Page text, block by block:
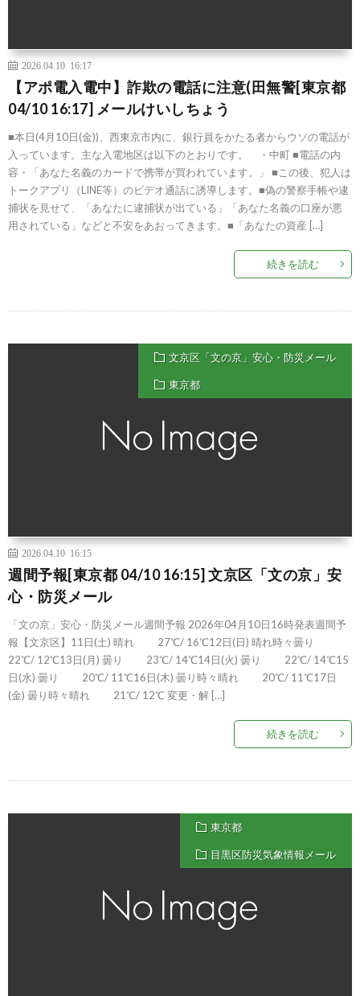
2026.04.10 16:17
【アポ電入電中】詐欺の電話に注意(田無警[東京都
04/10 16:17] メールけいしちょう
■本日(4月10日(金))、西東京市内に、銀行員をかたる者からウソの電話が
入っています。主な入電地区は以下のとおりです。 ・中町 ■電話の内
容・「あなた名義のカードで携帯が買われています。」 ■この後、犯人は
トークアプリ（LINE等）のビデオ通話に誘導します。■偽の警察手帳や逮
捕状を見せて、「あなたに逮捕状が出ている」「あなた名義の口座が悪
用されている」などと不安をあおってきます。■「あなたの資産 […]
続きを読む
文京区「文の京」安心・防災メール
東京都
2026.04.10 16:15
週間予報[東京都 04/10 16:15] 文京区「文の京」安
心・防災メール
「文の京」安心・防災メール週間予報 2026年04月10日16時発表週間予
報【文京区】11日(土) 晴れ 27℃/ 16℃12日(日) 晴れ時々曇り
22℃/ 12℃13日(月) 曇り 23℃/ 14℃14日(火) 曇り 22℃/ 14℃15
日(水) 曇り 20℃/ 11℃16日(木) 曇り時々晴れ 20℃/ 11℃17日
(金) 曇り時々晴れ 21℃/ 12℃ 変更・解 […]
続きを読む
東京都
目黒区防災気象情報メール